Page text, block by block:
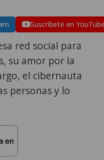
Suscríbete en
red social para
su amor por la
el cibernauta
personas y lo